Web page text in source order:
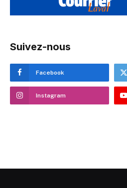
Suivez-nous
Facebook
Instagram